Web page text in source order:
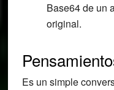
Base64 de un
original.
Es un simple